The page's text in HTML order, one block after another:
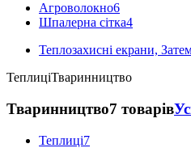
Агроволокно6
Шпалерна сітка4
Теплозахисні екрани,
ТеплиціТваринництво
Тваринництво7 товарів
Теплиці7